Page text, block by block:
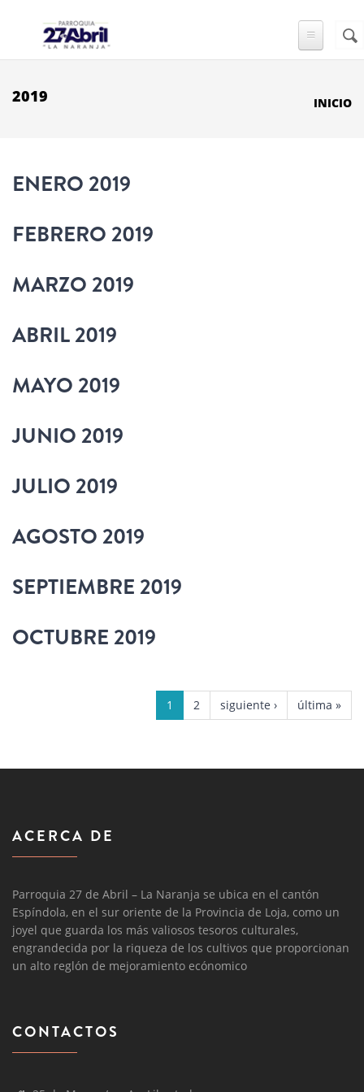
DE
2019 INICIO
ENERO 2019
FEBRERO 2019
MARZO 2019
ABRIL 2019
MAYO 2019
JUNIO 2019
JULIO 2019
AGOSTO 2019
SEPTIEMBRE 2019
OCTUBRE 2019
1 2 siguiente › última »
ACERCA DE
Parroquia 27 de Abril – La Naranja se ubica en el cantón
Espíndola, en el sur oriente de la Provincia de Loja, como un
joyel que guarda los más valiosos tesoros culturales,
engrandecida por la riqueza de los cultivos que proporcionan
un alto reglón de mejoramiento ecónomico
CONTACTOS